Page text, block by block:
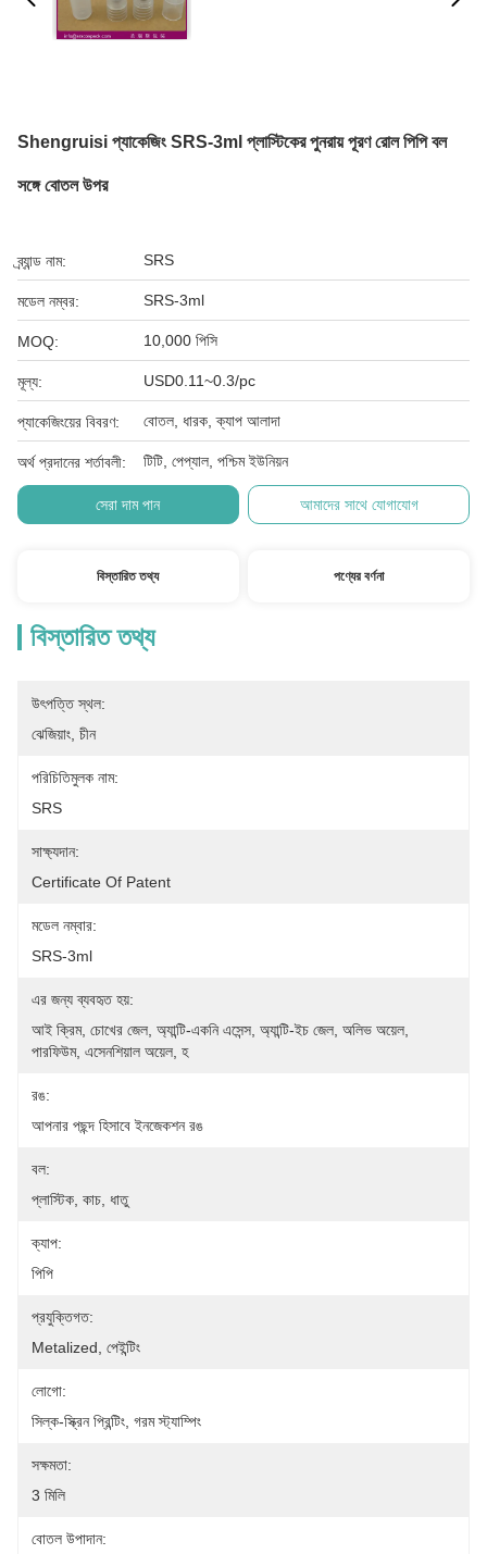
Shengruisi প্যাকেজিং SRS-3ml প্লাস্টিকের পুনরায় পূরণ রোল পিপি বল
সঙ্গে বোতল উপর
ব্র্যান্ড নাম: SRS
মডেল নম্বর: SRS-3ml
MOQ: 10,000 পিসি
মূল্য: USD0.11~0.3/pc
প্যাকেজিংয়ের বিবরণ: বোতল, ধারক, ক্যাপ আলাদা
অর্থ প্রদানের শর্তাবলী: টিটি, পেপ্যাল, পশ্চিম ইউনিয়ন
সেরা দাম পান আমাদের সাথে যোগাযোগ
বিস্তারিত তথ্য পণ্যের বর্ণনা
বিস্তারিত তথ্য
উৎপত্তি স্থল:
ঝেজিয়াং, চীন
পরিচিতিমুলক নাম:
SRS
সাক্ষ্যদান:
Certificate Of Patent
মডেল নম্বার:
SRS-3ml
এর জন্য ব্যবহৃত হয়:
আই ক্রিম, চোখের জেল, অ্যান্টি-একনি এসেন্স, অ্যান্টি-ইচ জেল, অলিভ অয়েল,
পারফিউম, এসেনশিয়াল অয়েল, হ
রঙ:
আপনার পছন্দ হিসাবে ইনজেকশন রঙ
বল:
প্লাস্টিক, কাচ, ধাতু
ক্যাপ:
পিপি
প্রযুক্তিগত:
Metalized, পেইন্টিং
লোগো:
সিল্ক-স্ক্রিন প্রিন্টিং, গরম স্ট্যাম্পিং
সক্ষমতা:
3 মিলি
বোতল উপাদান: